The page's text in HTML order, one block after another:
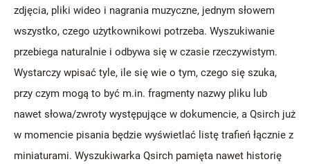
zdjęcia, pliki wideo i nagrania muzyczne, jednym słowem
wszystko, czego użytkownikowi potrzeba. Wyszukiwanie
przebiega naturalnie i odbywa się w czasie rzeczywistym.
Wystarczy wpisać tyle, ile się wie o tym, czego się szuka,
przy czym mogą to być m.in. fragmenty nazwy pliku lub
nawet słowa/zwroty występujące w dokumencie, a Qsirch już
w momencie pisania będzie wyświetlać listę trafień łącznie z
miniaturami. Wyszukiwarka Qsirch pamięta nawet historię